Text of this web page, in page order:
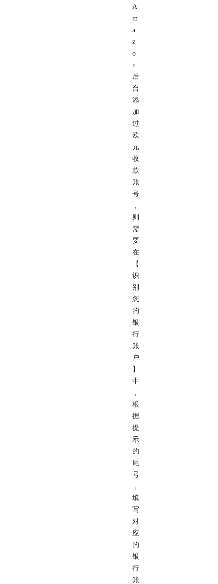
A
m
a
z
o
n
后
台
添
加
过
欧
元
收
款
账
号
，
则
需
要
在
【
识
别
您
的
银
行
账
户
】
中
，
根
据
提
示
的
尾
号
，
填
写
对
应
的
银
行
账